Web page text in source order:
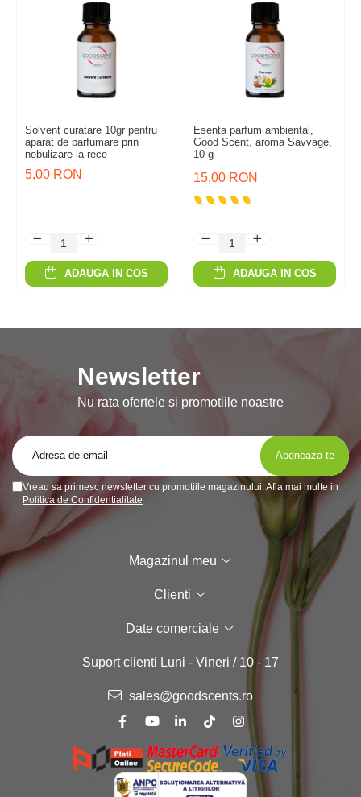
Solvent curatare 10gr pentru
aparat de parfumare prin
nebulizare la rece
5,00 RON
ADAUGA IN COS
Esenta parfum ambiental,
Good Scent, aroma Savvage,
10 g
15,00 RON
ADAUGA IN COS
Newsletter
Nu rata ofertele si promotiile noastre
Vreau sa primesc newsletter cu promotiile magazinului. Afla mai multe in
Politica de Confidentialitate
Magazinul meu
Clienti
Date comerciale
Suport clienti Luni - Vineri / 10 - 17
sales@goodscents.ro